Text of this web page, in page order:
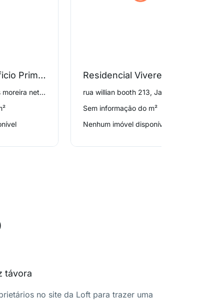
Condominio Edificio Primavera
rua antônio rodrigues moreira neto 106, Jardim Garcia
Sem informação do m²
Nenhum imóvel disponível
távora
no site da Loft para trazer uma